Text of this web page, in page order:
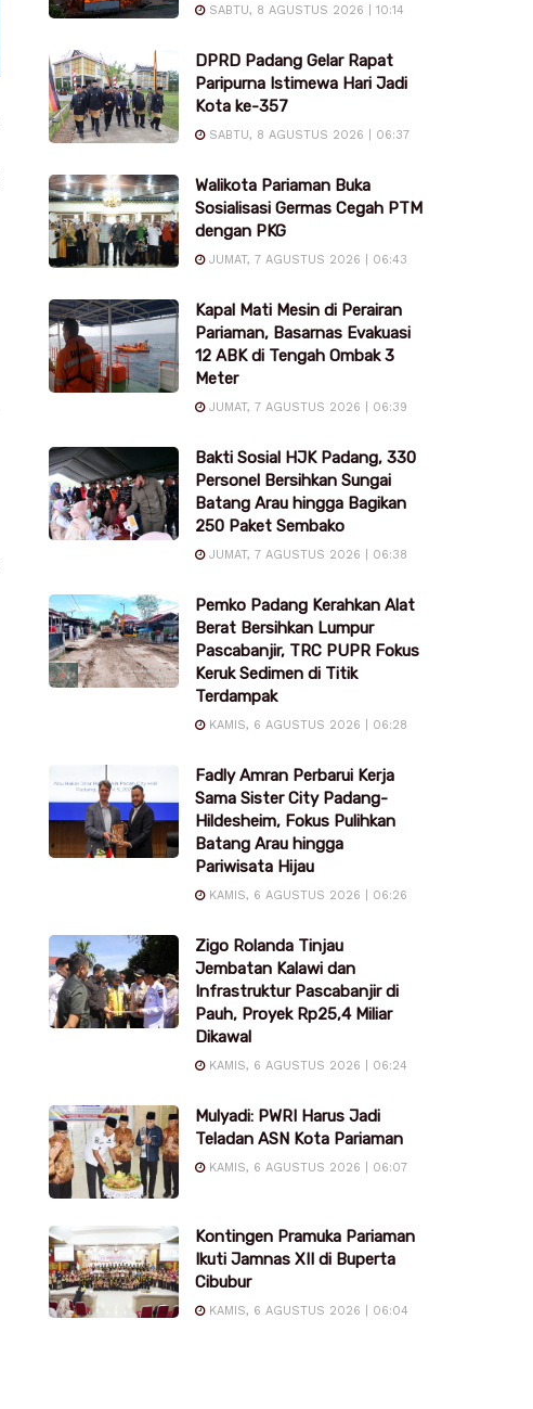
SABTU, 8 AGUSTUS 2026 | 10:14
DPRD Padang Gelar Rapat
Paripurna Istimewa Hari Jadi
Kota ke-357
SABTU, 8 AGUSTUS 2026 | 06:37
Walikota Pariaman Buka
Sosialisasi Germas Cegah PTM
dengan PKG
JUMAT, 7 AGUSTUS 2026 | 06:43
Kapal Mati Mesin di Perairan
Pariaman, Basarnas Evakuasi
12 ABK di Tengah Ombak 3
Meter
JUMAT, 7 AGUSTUS 2026 | 06:39
Bakti Sosial HJK Padang, 330
Personel Bersihkan Sungai
Batang Arau hingga Bagikan
250 Paket Sembako
JUMAT, 7 AGUSTUS 2026 | 06:38
Pemko Padang Kerahkan Alat
Berat Bersihkan Lumpur
Pascabanjir, TRC PUPR Fokus
Keruk Sedimen di Titik
Terdampak
KAMIS, 6 AGUSTUS 2026 | 06:28
Fadly Amran Perbarui Kerja
Sama Sister City Padang-
Hildesheim, Fokus Pulihkan
Batang Arau hingga
Pariwisata Hijau
KAMIS, 6 AGUSTUS 2026 | 06:26
Zigo Rolanda Tinjau
Jembatan Kalawi dan
Infrastruktur Pascabanjir di
Pauh, Proyek Rp25,4 Miliar
Dikawal
KAMIS, 6 AGUSTUS 2026 | 06:24
Mulyadi: PWRI Harus Jadi
Teladan ASN Kota Pariaman
KAMIS, 6 AGUSTUS 2026 | 06:07
Kontingen Pramuka Pariaman
Ikuti Jamnas XII di Buperta
Cibubur
KAMIS, 6 AGUSTUS 2026 | 06:04